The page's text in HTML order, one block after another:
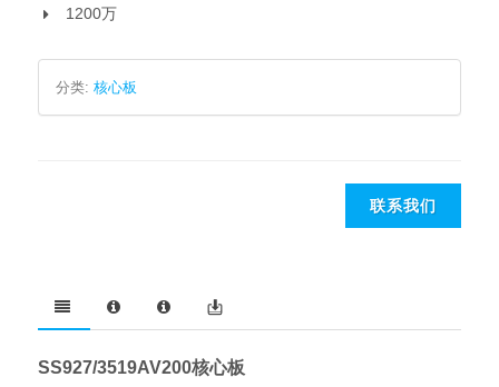
1200万
分类: 核心板
联系我们
SS927/3519AV200核心板